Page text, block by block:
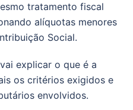
tratamento fiscal
alíquotas menores
Social.
explicar o que é a
os critérios exigidos e
envolvidos.